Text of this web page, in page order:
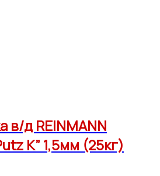
в/д REINMANN
К” 1,5мм (25кг)